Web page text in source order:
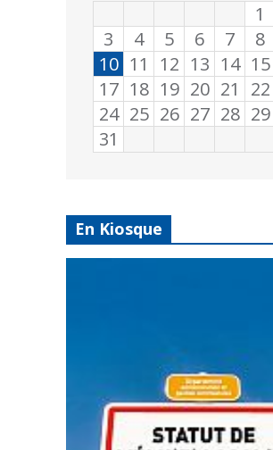
1
3
4 5 6 7 8
10 11 12 13 14 15
17 18 19 20 21 22
24 25 26 27 28 29
31
En Kiosque